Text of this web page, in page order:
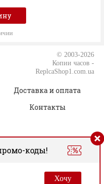
© 2003-2026
Копии часов -
ReplcaShop1.com.ua
Доставка и оплата
Контакты
76-96
коды!
Хочу